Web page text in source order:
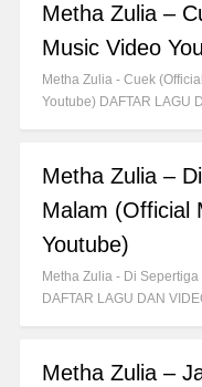
Metha Zulia –
Music Video
Metha Zulia - Cuek
Youtube) DAFTAR LAGU
Metha Zulia –
Malam (Official
Youtube)
Metha Zulia - Di
DAFTAR LAGU DAN
Metha Zulia –